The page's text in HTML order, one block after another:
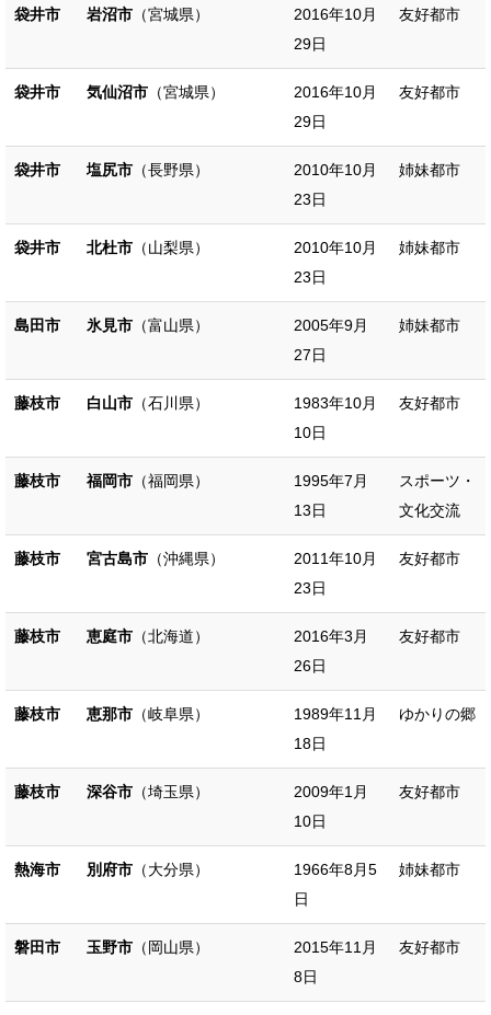
袋井市 岩沼市 （宮城県）
2016年10月
29日
友好都市
袋井市 気仙沼市 （宮城県）
2016年10月
29日
友好都市
袋井市 塩尻市 （長野県）
2010年10月
23日
姉妹都市
袋井市 北杜市 （山梨県）
2010年10月
23日
姉妹都市
島田市 氷見市 （富山県）
2005年9月
27日
姉妹都市
藤枝市 白山市 （石川県）
1983年10月
10日
友好都市
藤枝市 福岡市 （福岡県）
1995年7月
13日
スポーツ・
文化交流
藤枝市 宮古島市 （沖縄県）
2011年10月
23日
友好都市
藤枝市 恵庭市 （北海道）
2016年3月
26日
友好都市
藤枝市 恵那市 （岐阜県）
1989年11月
18日
ゆかりの郷
藤枝市 深谷市 （埼玉県）
2009年1月
10日
友好都市
熱海市 別府市 （大分県）
1966年8月5
日
姉妹都市
磐田市 玉野市 （岡山県）
2015年11月
8日
友好都市